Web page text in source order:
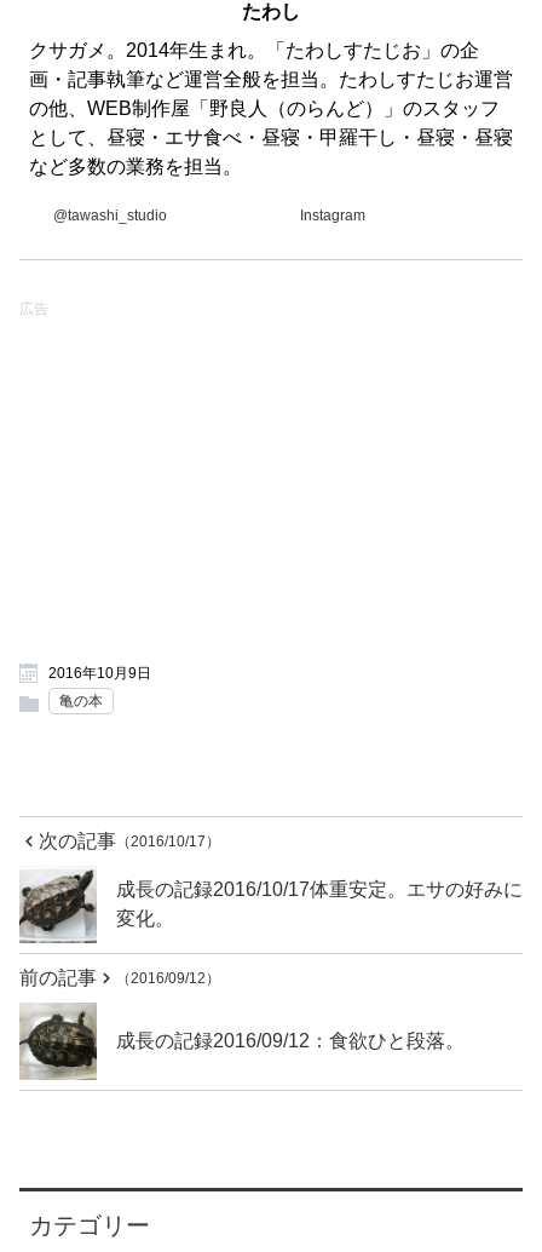
たわし
クサガメ。2014年生まれ。「たわしすたじお」の企
画・記事執筆など運営全般を担当。たわしすたじお運営
の他、WEB制作屋「野良人（のらんど）」のスタッフ
として、昼寝・エサ食べ・昼寝・甲羅干し・昼寝・昼寝
など多数の業務を担当。
@tawashi_studio Instagram
広告
2016年10月9日
亀の本
次の記事 （2016/10/17）
成長の記録2016/10/17体重安定。エサの好みに
変化。
前の記事 （2016/09/12）
成長の記録2016/09/12：食欲ひと段落。
カテゴリー